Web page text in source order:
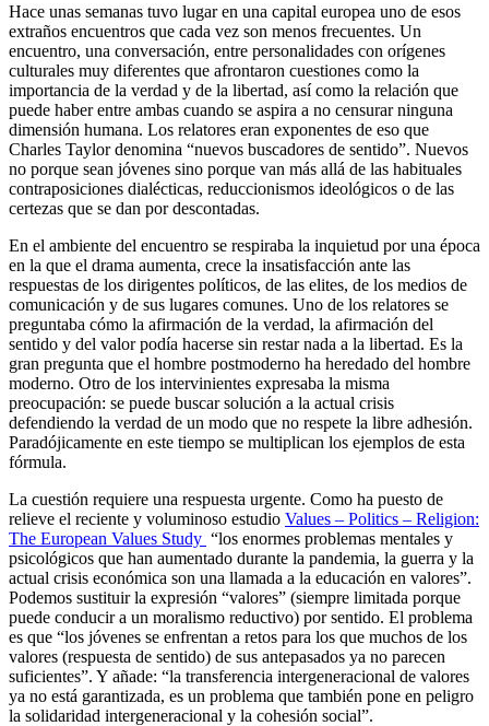
Hace unas semanas tuvo lugar en una capital europea uno de esos
extraños encuentros que cada vez son menos frecuentes. Un
encuentro, una conversación, entre personalidades con orígenes
culturales muy diferentes que afrontaron cuestiones como la
importancia de la verdad y de la libertad, así como la relación que
puede haber entre ambas cuando se aspira a no censurar ninguna
dimensión humana. Los relatores eran exponentes de eso que
Charles Taylor denomina “nuevos buscadores de sentido”. Nuevos
no porque sean jóvenes sino porque van más allá de las habituales
contraposiciones dialécticas, reduccionismos ideológicos o de las
certezas que se dan por descontadas.
En el ambiente del encuentro se respiraba la inquietud por una época
en la que el drama aumenta, crece la insatisfacción ante las
respuestas de los dirigentes políticos, de las elites, de los medios de
comunicación y de sus lugares comunes. Uno de los relatores se
preguntaba cómo la afirmación de la verdad, la afirmación del
sentido y del valor podía hacerse sin restar nada a la libertad. Es la
gran pregunta que el hombre postmoderno ha heredado del hombre
moderno. Otro de los intervinientes expresaba la misma
preocupación: se puede buscar solución a la actual crisis
defendiendo la verdad de un modo que no respete la libre adhesión.
Paradójicamente en este tiempo se multiplican los ejemplos de esta
fórmula.
La cuestión requiere una respuesta urgente. Como ha puesto de
relieve el reciente y voluminoso estudio Values – Politics – Religion:
The European Values Study “los enormes problemas mentales y
psicológicos que han aumentado durante la pandemia, la guerra y la
actual crisis económica son una llamada a la educación en valores”.
Podemos sustituir la expresión “valores” (siempre limitada porque
puede conducir a un moralismo reductivo) por sentido. El problema
es que “los jóvenes se enfrentan a retos para los que muchos de los
valores (respuesta de sentido) de sus antepasados ya no parecen
suficientes”. Y añade: “la transferencia intergeneracional de valores
ya no está garantizada, es un problema que también pone en peligro
la solidaridad intergeneracional y la cohesión social”.